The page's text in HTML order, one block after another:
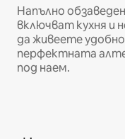
Напълно
включват кухня и
да живеете удобно
перфектната
под наем.